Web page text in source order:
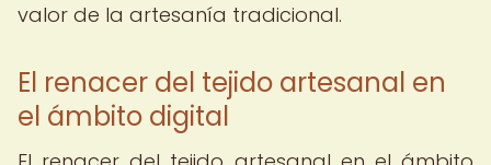
valor de la artesanía tradicional.
El renacer del tejido artesanal en
el ámbito digital